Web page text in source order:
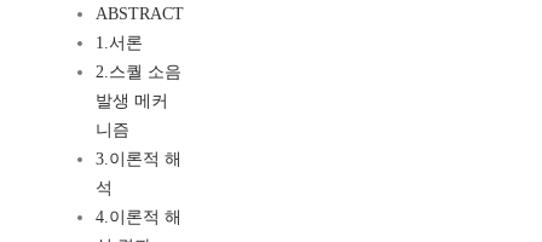
ABSTRACT
1.서론
2.스퀄 소음
발생 메커
니즘
3.이론적 해
석
4.이론적 해